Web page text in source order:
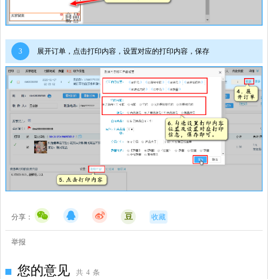
3 展开订单，点击打印内容，设置对应的打印内容，保存
分享： 豆 收藏
举报
您的意见 共 4 条